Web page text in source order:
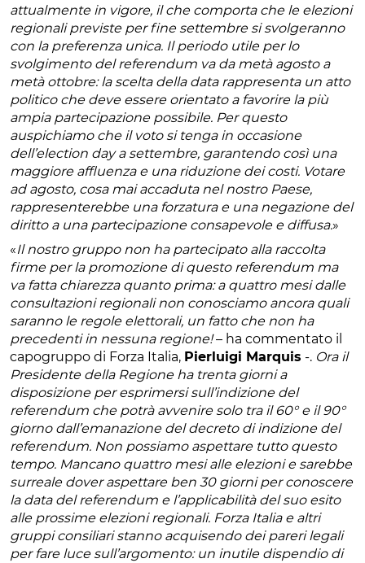
attualmente in vigore, il che comporta che le elezioni
regionali previste per fine settembre si svolgeranno
con la preferenza unica. Il periodo utile per lo
svolgimento del referendum va da metà agosto a
metà ottobre: la scelta della data rappresenta un atto
politico che deve essere orientato a favorire la più
ampia partecipazione possibile. Per questo
auspichiamo che il voto si tenga in occasione
dell’election day a settembre, garantendo così una
maggiore affluenza e una riduzione dei costi. Votare
ad agosto, cosa mai accaduta nel nostro Paese,
rappresenterebbe una forzatura e una negazione del
diritto a una partecipazione consapevole e diffusa.»
«Il nostro gruppo non ha partecipato alla raccolta
firme per la promozione di questo referendum ma
va fatta chiarezza quanto prima: a quattro mesi dalle
consultazioni regionali non conosciamo ancora quali
saranno le regole elettorali, un fatto che non ha
precedenti in nessuna regione!– ha commentato il
capogruppo di Forza Italia, Pierluigi Marquis -. Ora il
Presidente della Regione ha trenta giorni a
disposizione per esprimersi sull’indizione del
referendum che potrà avvenire solo tra il 60° e il 90°
giorno dall’emanazione del decreto di indizione del
referendum. Non possiamo aspettare tutto questo
tempo. Mancano quattro mesi alle elezioni e sarebbe
surreale dover aspettare ben 30 giorni per conoscere
la data del referendum e l’applicabilità del suo esito
alle prossime elezioni regionali. Forza Italia e altri
gruppi consiliari stanno acquisendo dei pareri legali
per fare luce sull’argomento: un inutile dispendio di